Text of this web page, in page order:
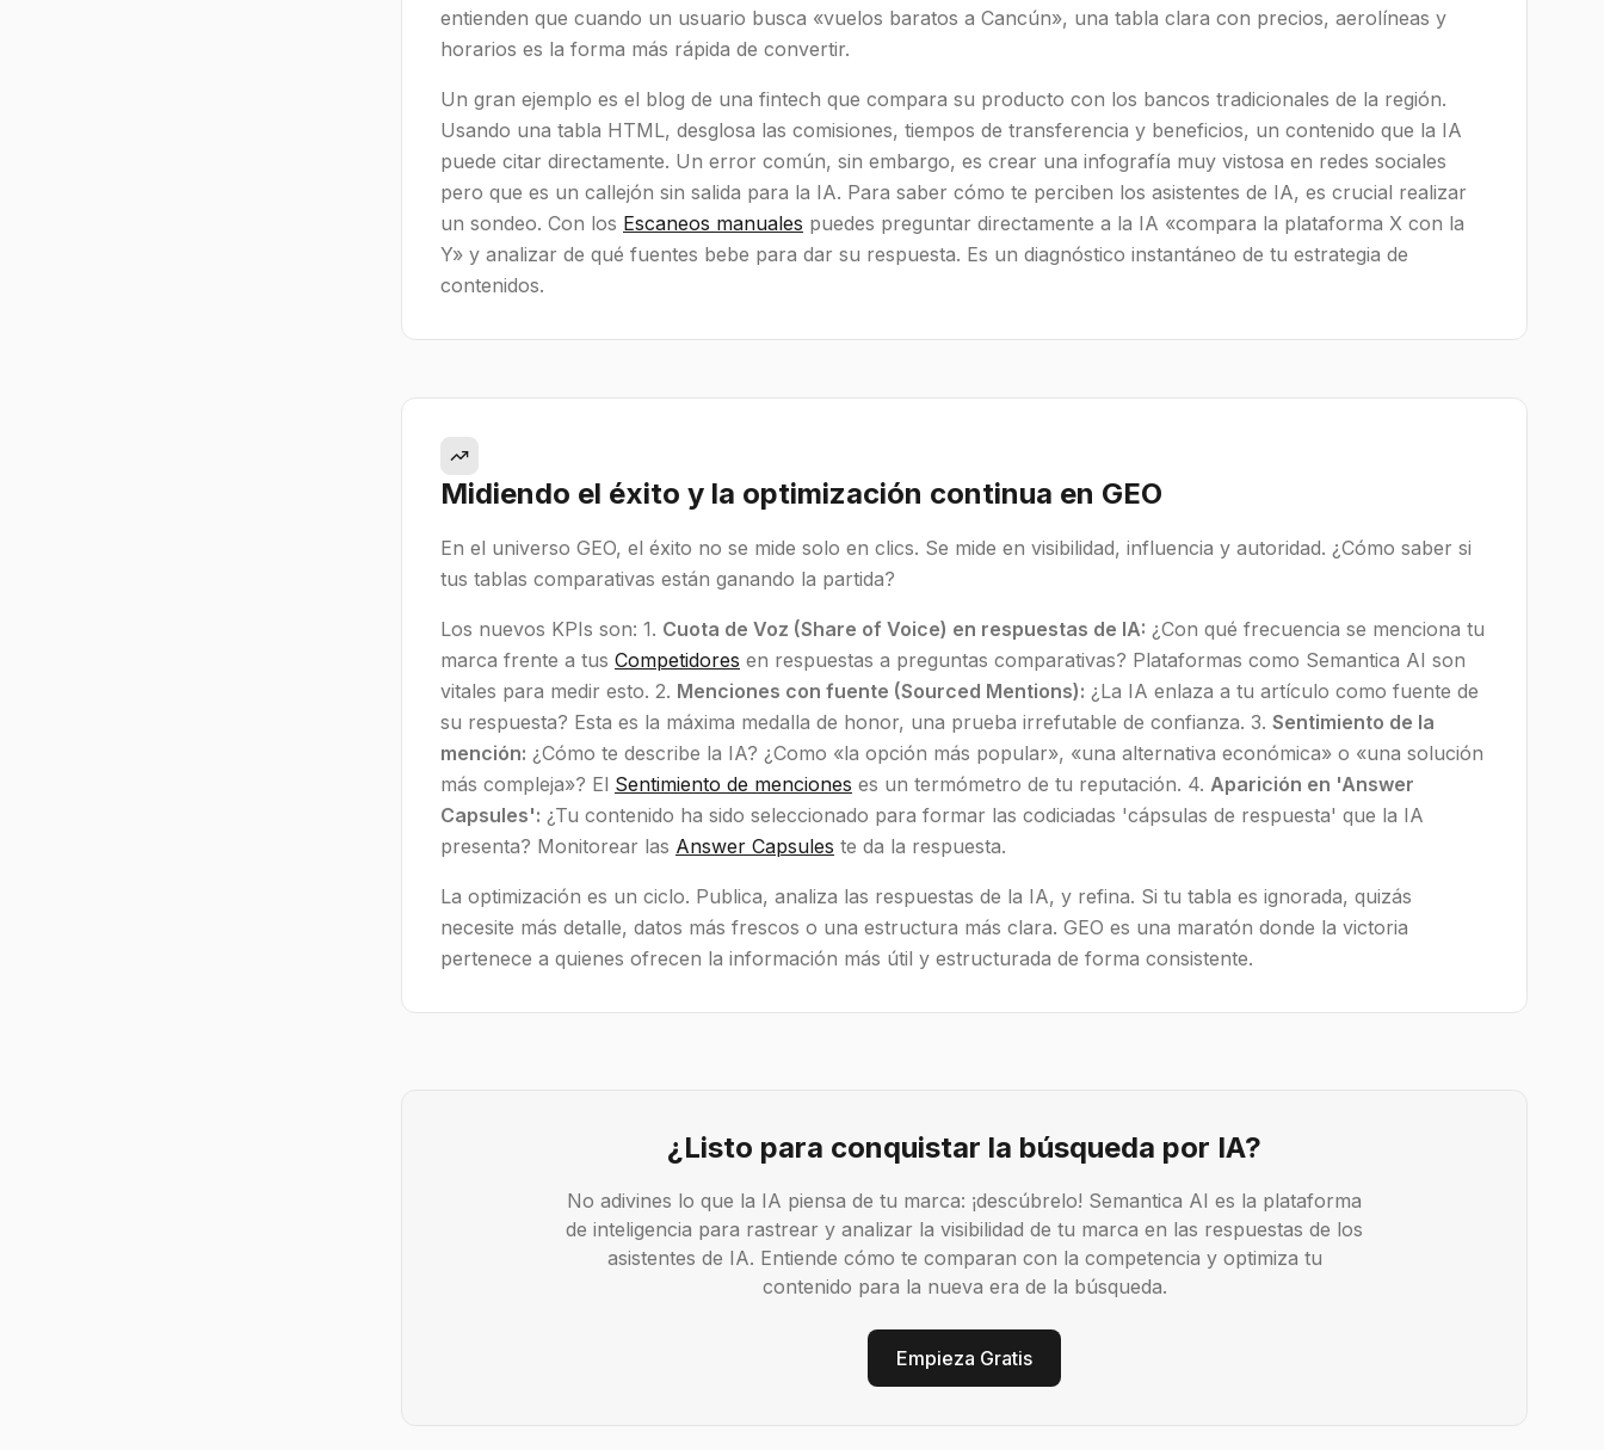
entienden que cuando un usuario busca «vuelos baratos a Cancún», una tabla clara con precios, aerolíneas y
horarios es la forma más rápida de convertir.
Un gran ejemplo es el blog de una fintech que compara su producto con los bancos tradicionales de la región.
Usando una tabla HTML, desglosa las comisiones, tiempos de transferencia y beneficios, un contenido que la IA
puede citar directamente. Un error común, sin embargo, es crear una infografía muy vistosa en redes sociales
pero que es un callejón sin salida para la IA. Para saber cómo te perciben los asistentes de IA, es crucial realizar
un sondeo. Con los Escaneos manuales puedes preguntar directamente a la IA «compara la plataforma X con la
Y» y analizar de qué fuentes bebe para dar su respuesta. Es un diagnóstico instantáneo de tu estrategia de
contenidos.
Midiendo el éxito y la optimización continua en GEO
En el universo GEO, el éxito no se mide solo en clics. Se mide en visibilidad, influencia y autoridad. ¿Cómo saber si
tus tablas comparativas están ganando la partida?
Los nuevos KPIs son: 1. Cuota de Voz (Share of Voice) en respuestas de IA: ¿Con qué frecuencia se menciona tu
marca frente a tus Competidores en respuestas a preguntas comparativas? Plataformas como Semantica AI son
vitales para medir esto. 2. Menciones con fuente (Sourced Mentions): ¿La IA enlaza a tu artículo como fuente de
su respuesta? Esta es la máxima medalla de honor, una prueba irrefutable de confianza. 3. Sentimiento de la
mención: ¿Cómo te describe la IA? ¿Como «la opción más popular», «una alternativa económica» o «una solución
más compleja»? El Sentimiento de menciones es un termómetro de tu reputación. 4. Aparición en 'Answer
Capsules': ¿Tu contenido ha sido seleccionado para formar las codiciadas 'cápsulas de respuesta' que la IA
presenta? Monitorear las Answer Capsules te da la respuesta.
La optimización es un ciclo. Publica, analiza las respuestas de la IA, y refina. Si tu tabla es ignorada, quizás
necesite más detalle, datos más frescos o una estructura más clara. GEO es una maratón donde la victoria
pertenece a quienes ofrecen la información más útil y estructurada de forma consistente.
¿Listo para conquistar la búsqueda por IA?
No adivines lo que la IA piensa de tu marca: ¡descúbrelo! Semantica AI es la plataforma
de inteligencia para rastrear y analizar la visibilidad de tu marca en las respuestas de los
asistentes de IA. Entiende cómo te comparan con la competencia y optimiza tu
contenido para la nueva era de la búsqueda.
Empieza Gratis